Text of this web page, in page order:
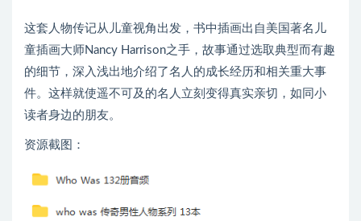
这套人物传记从儿童视角出发，书中插画出自美国著名儿
童插画大师Nancy Harrison之手，故事通过选取典型而有趣
的细节，深入浅出地介绍了名人的成长经历和相关重大事
件。这样就使遥不可及的名人立刻变得真实亲切，如同小
读者身边的朋友。
资源截图：